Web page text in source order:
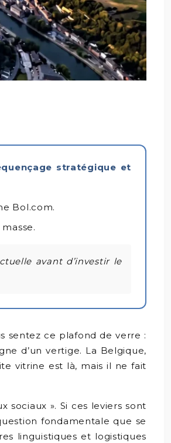
stratégique et
Bol.com.
avant d’investir le
sentez ce plafond de verre :
d’un vertige. La Belgique,
vitrine est là, mais il ne fait
sociaux ». Si ces leviers sont
fondamentale que se
linguistiques et logistiques